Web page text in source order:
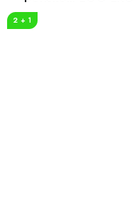
2 + 1